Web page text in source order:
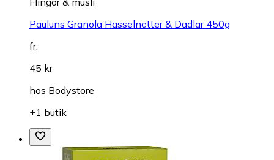
Pauluns Granola Hasselnötter & Dadlar 450g
fr.
45 kr
hos Bodystore
+1 butik